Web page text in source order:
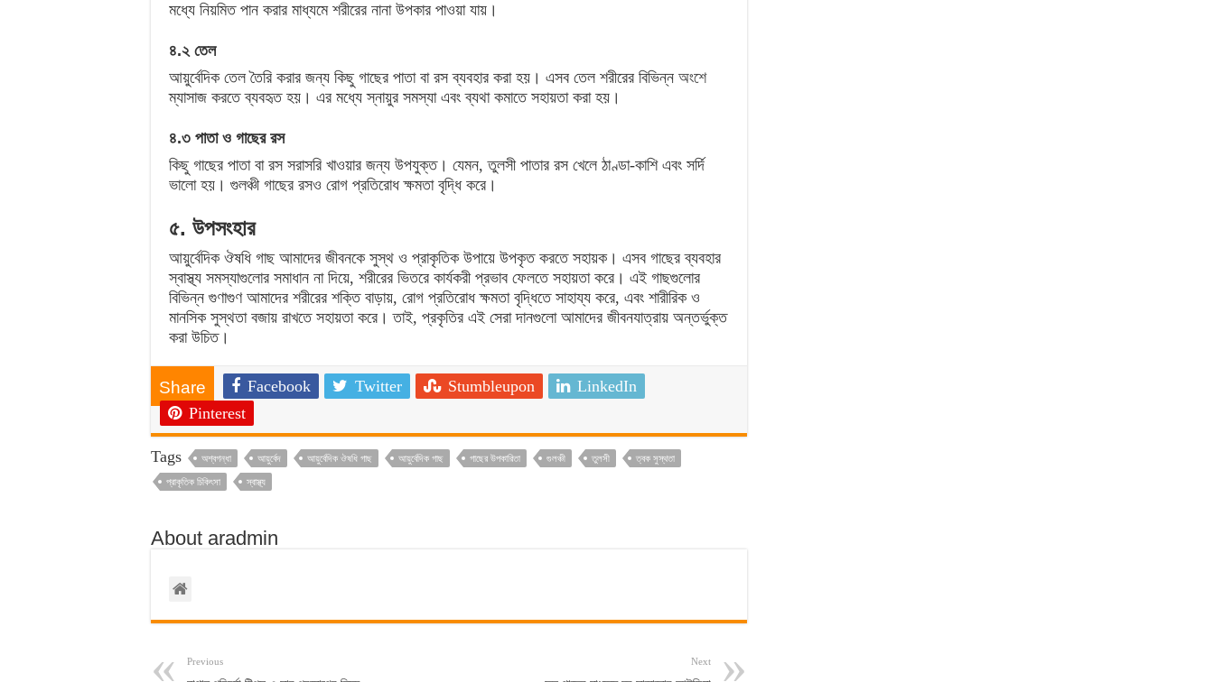
মধ্যে নিয়মিত পান করার মাধ্যমে শরীরের নানা উপকার পাওয়া যায়।
৪.২ তেল
আয়ুর্বেদিক তেল তৈরি করার জন্য কিছু গাছের পাতা বা রস ব্যবহার করা হয়। এসব তেল শরীরের বিভিন্ন অংশে
ম্যাসাজ করতে ব্যবহৃত হয়। এর মধ্যে স্নায়ুর সমস্যা এবং ব্যথা কমাতে সহায়তা করা হয়।
৪.৩ পাতা ও গাছের রস
কিছু গাছের পাতা বা রস সরাসরি খাওয়ার জন্য উপযুক্ত। যেমন, তুলসী পাতার রস খেলে ঠাণ্ডা-কাশি এবং সর্দি
ভালো হয়। গুলঞ্চী গাছের রসও রোগ প্রতিরোধ ক্ষমতা বৃদ্ধি করে।
৫. উপসংহার
আয়ুর্বেদিক ঔষধি গাছ আমাদের জীবনকে সুস্থ ও প্রাকৃতিক উপায়ে উপকৃত করতে সহায়ক। এসব গাছের ব্যবহার
স্বাস্থ্য সমস্যাগুলোর সমাধান না দিয়ে, শরীরের ভিতরে কার্যকরী প্রভাব ফেলতে সহায়তা করে। এই গাছগুলোর
বিভিন্ন গুণাগুণ আমাদের শরীরের শক্তি বাড়ায়, রোগ প্রতিরোধ ক্ষমতা বৃদ্ধিতে সাহায্য করে, এবং শারীরিক ও
মানসিক সুস্থতা বজায় রাখতে সহায়তা করে। তাই, প্রকৃতির এই সেরা দানগুলো আমাদের জীবনযাত্রায় অন্তর্ভুক্ত
করা উচিত।
Share Facebook Twitter Stumbleupon
LinkedIn
Pinterest
Tags অশ্বগন্ধা আয়ুর্বেদ আয়ুর্বেদিক ঔষধি গাছ আয়ুর্বেদিক গাছ গাছের উপকারিতা গুলঞ্চী তুলসী ত্বক সুস্থতা
প্রাকৃতিক চিকিৎসা স্বাস্থ্য
About aradmin
Previous Next